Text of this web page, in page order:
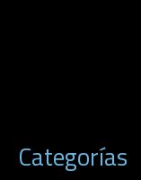
Categorías